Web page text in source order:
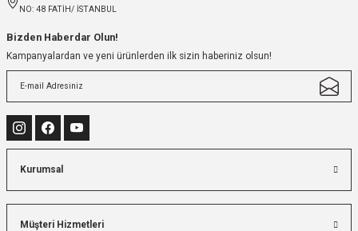
NO: 48 FATİH/ İSTANBUL
Bizden Haberdar Olun!
Kampanyalardan ve yeni ürünlerden ilk sizin haberiniz olsun!
Kurumsal
Müşteri Hizmetleri